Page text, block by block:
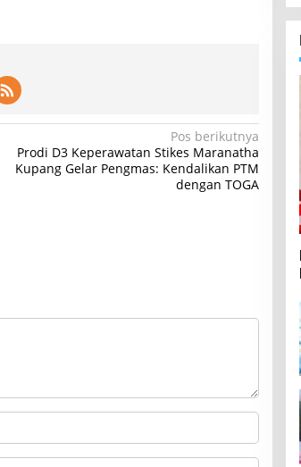
Pos berikutnya
Prodi D3 Keperawatan Stikes Maranatha
Kupang Gelar Pengmas: Kendalikan PTM
dengan TOGA